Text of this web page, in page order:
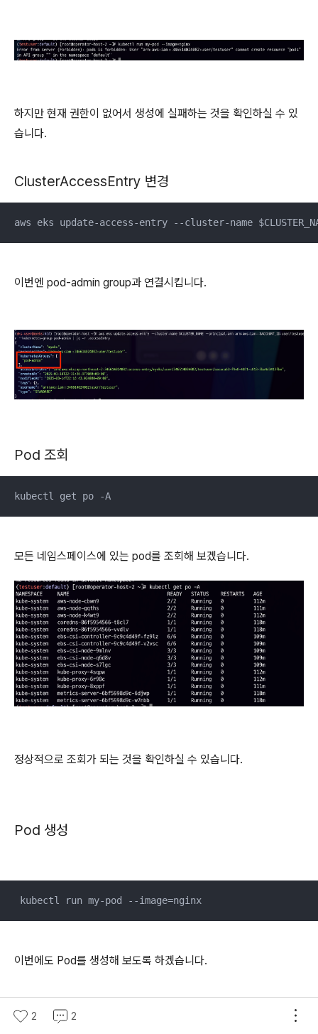
하지만 현재 권한이 없어서 생성에 실패하는 것을 확인하실 수 있
습니다.
ClusterAccessEntry 변경
aws eks update-access-entry --cluster-name
이번엔 pod-admin group과 연결시킵니다.
Pod 조회
kubectl get po -A
모든 네임스페이스에 있는 pod를 조회해 보겠습니다.
정상적으로 조회가 되는 것을 확인하실 수 있습니다.
Pod 생성
kubectl run my-pod --image=nginx
이번에도 Pod를 생성해 보도록 하겠습니다.
2 2